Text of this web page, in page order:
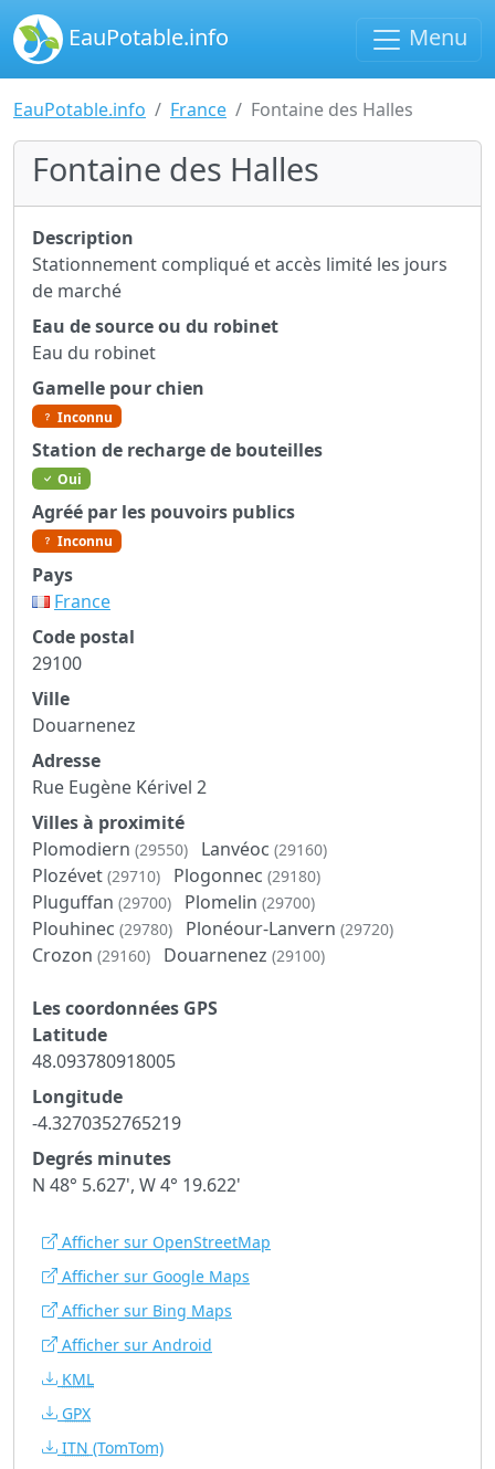
EauPotable.info Menu
EauPotable.info France Fontaine des Halles
Fontaine des Halles
Description
Stationnement compliqué et accès limité les jours
de marché
Eau de source ou du robinet
Eau du robinet
Gamelle pour chien
Inconnu
Station de recharge de bouteilles
Oui
Agréé par les pouvoirs publics
Inconnu
Pays
France
Code postal
29100
Ville
Douarnenez
Adresse
Rue Eugène Kérivel 2
Villes à proximité
Plomodiern (29550) Lanvéoc (29160)
Plozévet (29710) Plogonnec (29180)
Pluguffan (29700) Plomelin (29700)
Plouhinec (29780) Plonéour-Lanvern (29720)
Crozon (29160) Douarnenez (29100)
Les coordonnées GPS
Latitude
48.093780918005
Longitude
-4.3270352765219
Degrés minutes
N 48° 5.627', W 4° 19.622'
Afficher sur OpenStreetMap
Afficher sur Google Maps
Afficher sur Bing Maps
Afficher sur Android
KML
GPX
ITN (TomTom)